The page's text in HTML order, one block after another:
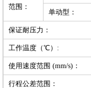
范围：
单动型：
保证耐压力：
工作温度（℃）:
使用速度范围 (mm/s)：
行程公差范围：